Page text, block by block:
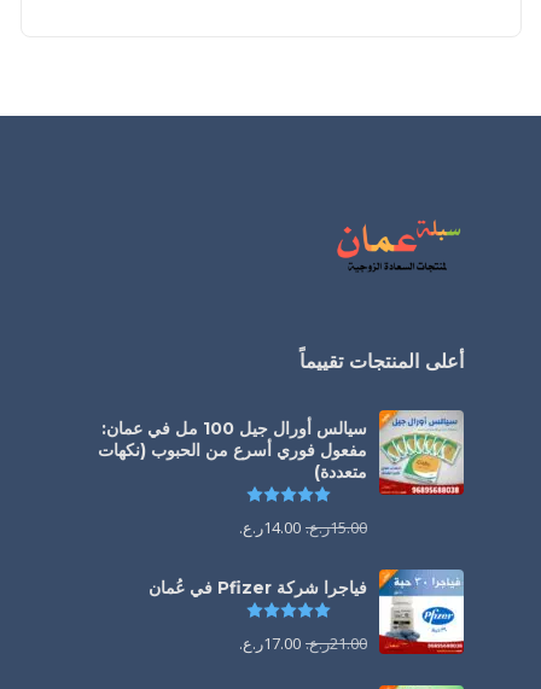
أعلى المنتجات تقييماً
سيالس أورال جيل 100 مل في عمان:
مفعول فوري أسرع من الحبوب (نكهات
متعددة)
15.00ر.ع. 14.00ر.ع.
فياجرا شركة Pfizer في عُمان
21.00ر.ع. 17.00ر.ع.